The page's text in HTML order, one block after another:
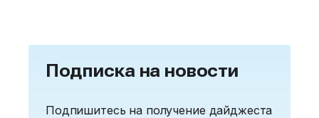
Подписка на новости
Подпишитесь на получение дайджеста